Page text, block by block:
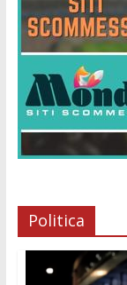
Politica